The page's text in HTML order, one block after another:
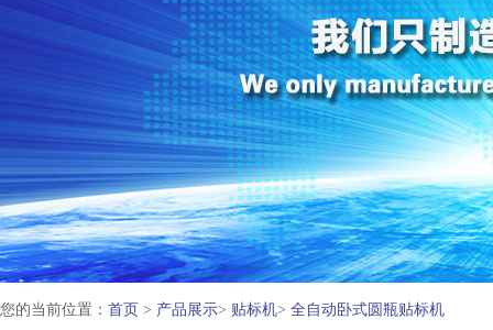
您的当前位置： 首页 > 产品展示> 贴标机> 全自动卧式圆瓶贴标机